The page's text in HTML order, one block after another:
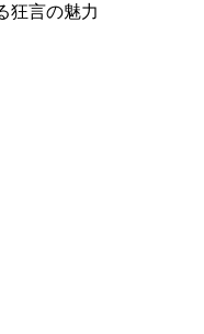
狂言の魅力